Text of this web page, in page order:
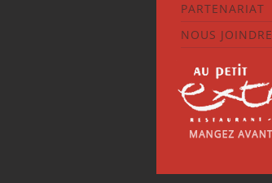
PARTENARIAT
NOUS JOINDRE